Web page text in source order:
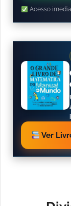
Acesso
Ver